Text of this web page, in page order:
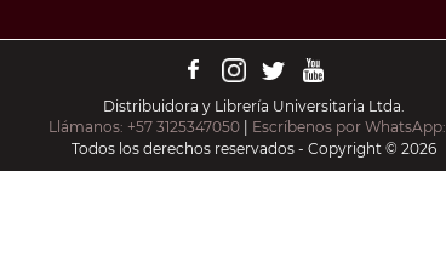
Distribuidora y Librería Universitaria Ltda.
Llámanos: +57 3125347050
Escríbenos por WhatsApp:
Todos los derechos reservados - Copyright © 2026